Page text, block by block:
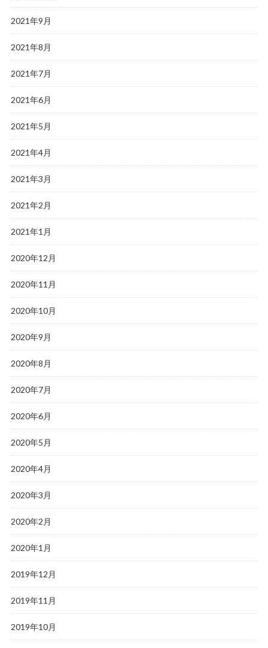
2021年9月
2021年8月
2021年7月
2021年6月
2021年5月
2021年4月
2021年3月
2021年2月
2021年1月
2020年12月
2020年11月
2020年10月
2020年9月
2020年8月
2020年7月
2020年6月
2020年5月
2020年4月
2020年3月
2020年2月
2020年1月
2019年12月
2019年11月
2019年10月